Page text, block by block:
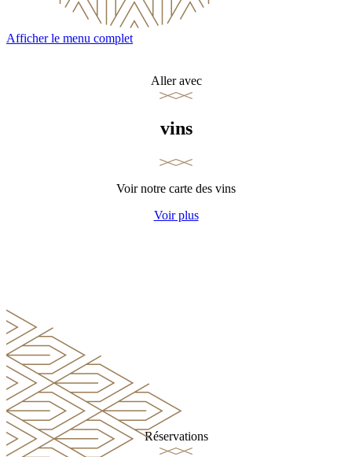
Afficher le menu complet
Aller avec
vins
Voir notre carte des vins
Voir plus
Réservations